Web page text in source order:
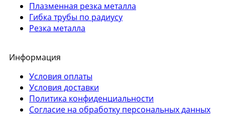
Плазменная резка металла
Гибка трубы по радиусу
Резка металла
Информация
Условия оплаты
Условия доставки
Политика конфиденциальности
Согласие на обработку персональных данных